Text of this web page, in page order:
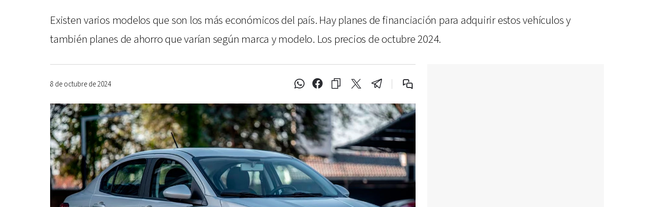
Existen varios modelos que son los más económicos del país. Hay planes de financiación para adquirir estos vehículos y
también planes de ahorro que varían según marca y modelo. Los precios de octubre 2024.
8 de octubre de 2024